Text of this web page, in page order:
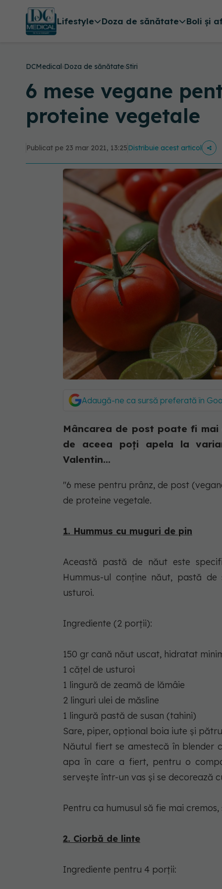
Lifestyle Doza de sănătate Boli și
DCMedical›Doza de sănătate›Stiri
6 mese vegane
proteine vegetale
Publicat pe 23 mar 2021, 13:25Distribuie acest articol
Adaugă-ne ca sursă preferată în
Mâncarea de post poate fi
de aceea poți apela la
Valentin...
"6 mese pentru prânz, de post
de proteine vegetale.
1. Hummus cu muguri de pin
Această pastă de năut este
Hummus-ul conține năut, pastă
usturoi.
Ingrediente (2 porții):
150 gr cană năut uscat, hidratat
1 cățel de usturoi
1 lingură de zeamă de lămâie
2 linguri ulei de măsline
1 lingură pastă de susan (tahini)
Sare, piper, opțional boia iute și
Năutul fiert se amestecă în blender
apa în care a fiert, pentru o
servește într-un vas și se decorează
Pentru ca humusul să fie mai
2. Ciorbă de linte
Ingrediente pentru 4 porții: